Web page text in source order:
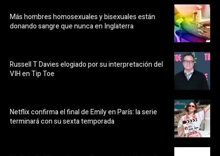
Más hombres homosexuales y bisexuales están
donando sangre que nunca en Inglaterra
Russell T Davies elogiado por su interpretación del
VIH en Tip Toe
Netflix confirma el final de Emily en París: la serie
terminará con su sexta temporada